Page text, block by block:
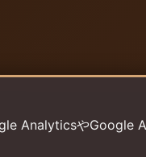
AnalyticsやGoogle